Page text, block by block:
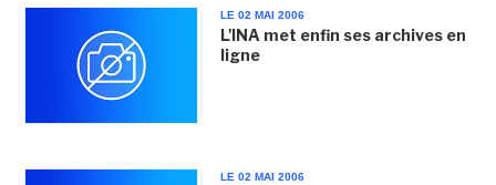
LE 02 MAI 2006
L'INA met enfin ses archives en
ligne
LE 02 MAI 2006